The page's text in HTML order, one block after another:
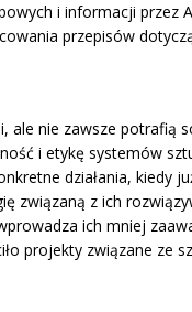
i informacji przez
przepisów
ale nie zawsze potrafią
i etykę systemów
działania, kiedy
związaną z ich
ich mniej
projekty związane ze